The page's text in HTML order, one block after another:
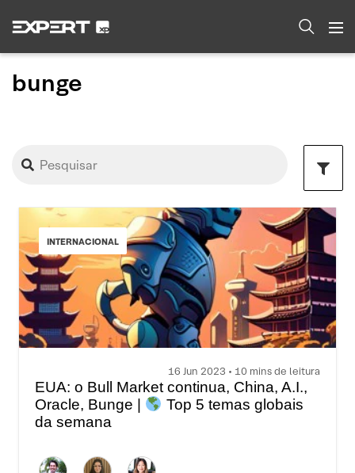
bunge
INTERNACIONAL
16 Jun 2023 • 10 mins de leitura
EUA: o Bull Market continua, China, A.I.,
Oracle, Bunge |
Top 5 temas globais
da semana